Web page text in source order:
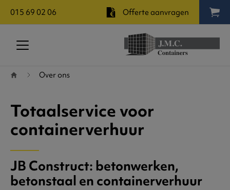
015 69 02 06 Offerte aanvragen
Terug naar startpagina
Over ons
Totaalservice voor
containerverhuur
JB Construct: betonwerken,
betonstaal en containerverhuur